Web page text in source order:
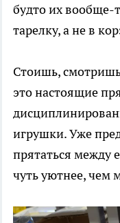
будто их
тарелку, а не в
Стоишь,
это настоящие
игрушки. Уже
прятаться между
чуть уютнее, чем